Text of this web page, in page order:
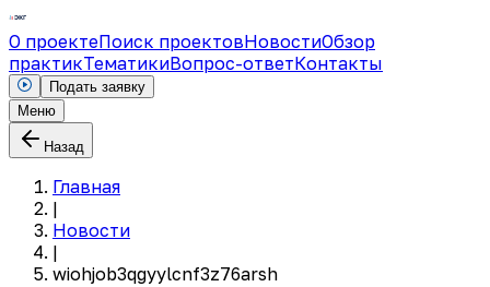
О проектеПоиск проектовНовостиОбзор
практикТематикиВопрос-ответКонтакты
Подать заявку
Меню
Назад
Главная
|
Новости
|
wiohjob3qgyylcnf3z76arsh